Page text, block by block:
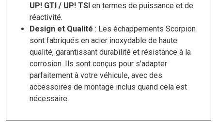
UP! GTI / UP! TSI en termes de puissance et de
réactivité.
Design et Qualité : Les échappements Scorpion
sont fabriqués en acier inoxydable de haute
qualité, garantissant durabilité et résistance à la
corrosion. Ils sont conçus pour s'adapter
parfaitement à votre véhicule, avec des
accessoires de montage inclus quand cela est
nécessaire.